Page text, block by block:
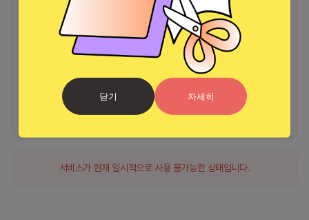
닫기 자세히
발견하고, 창의적인 여정에서 다른 사람들에게 영감을 주세요.
🔒 귀하의 개인 정보 보호 문제: Dazz Cam은 귀하가 편집한 내용으로 세
상을 놀라게 하는 동안 귀하의 개인 정보 보안을 보장하기 위해 최선을 다
🌠 지금 Dazz Cam을 다운로드하여 아름다운 빈티지 이미지를 만들고
사진 편집을 재정의하는 예술가 및 선지자 대열에 합류하세요. ✨📸
Dazz Cam을 받으세요 – 모든 편집이 눈부시게 만드는 곳! ⚡🌟
서비스가 현재 일시적으로 사용 불가능한 상태입니다.